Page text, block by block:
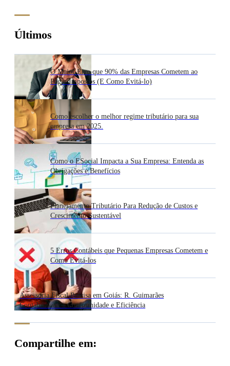
Últimos
O Maior Erro que 90% das Empresas Cometem ao
Pagar Impostos (E Como Evitá-lo)
Como escolher o melhor regime tributário para sua
empresa em 2025.
Como o ESocial Impacta a Sua Empresa: Entenda as
Obrigações e Benefícios
Planejamento Tributário Para Redução de Custos e
Crescimento Sustentável
5 Erros Contábeis que Pequenas Empresas Cometem e
Como Evitá-los
Assessoria Fiscal Precisa em Goiás: R. Guimarães
Contabilidade – Conformidade e Eficiência
Compartilhe em: